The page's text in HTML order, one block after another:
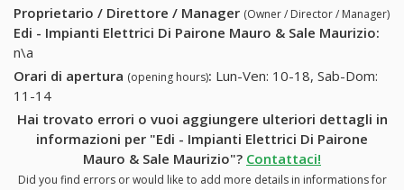
Proprietario / Direttore / Manager (Owner / Director / Manager)
Edi - Impianti Elettrici Di Pairone Mauro & Sale Maurizio:
n\a
Orari di apertura (opening hours): Lun-Ven: 10-18, Sab-Dom:
11-14
Hai trovato errori o vuoi aggiungere ulteriori dettagli in
informazioni per "Edi - Impianti Elettrici Di Pairone
Mauro & Sale Maurizio"? Contattaci!
Did you find errors or would like to add more details in informations for